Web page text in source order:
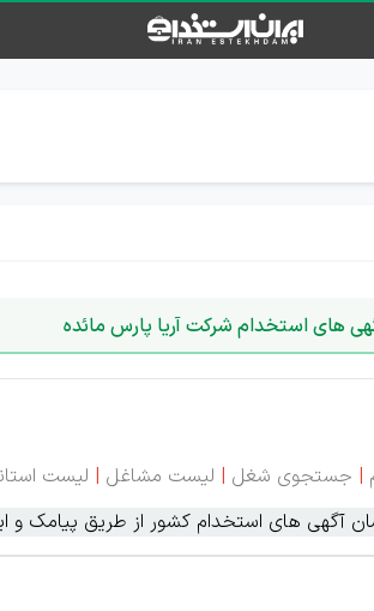
های استخدام شرکت آریا پارس مائده
| جستجوی شغل | لیست مشاغل | لیست
آگهی های استخدام کشور از طریق پیامک و